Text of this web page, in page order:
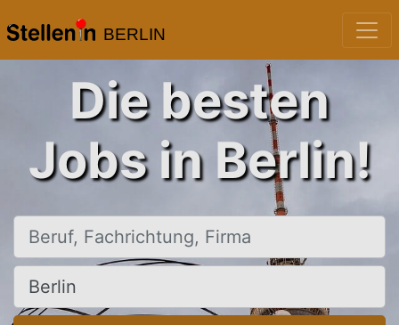
BERLIN
Die besten
Jobs in Berlin!
Beruf, Fachrichtung, Firma
Ort, Stadt